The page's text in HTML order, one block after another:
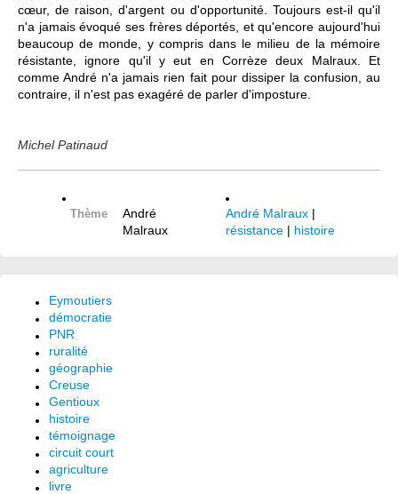
cœur, de raison, d'argent ou d'opportunité. Toujours est-il qu'il
n'a jamais évoqué ses frères déportés, et qu'encore aujourd'hui
beaucoup de monde, y compris dans le milieu de la mémoire
résistante, ignore qu'il y eut en Corrèze deux Malraux. Et
comme André n'a jamais rien fait pour dissiper la confusion, au
contraire, il n'est pas exagéré de parler d'imposture.
Michel Patinaud
Thème
André
Malraux
André Malraux |
résistance | histoire
Eymoutiers
démocratie
PNR
ruralité
géographie
Creuse
Gentioux
histoire
témoignage
circuit court
agriculture
livre